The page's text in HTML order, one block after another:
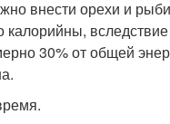
внести орехи и
30% от общей